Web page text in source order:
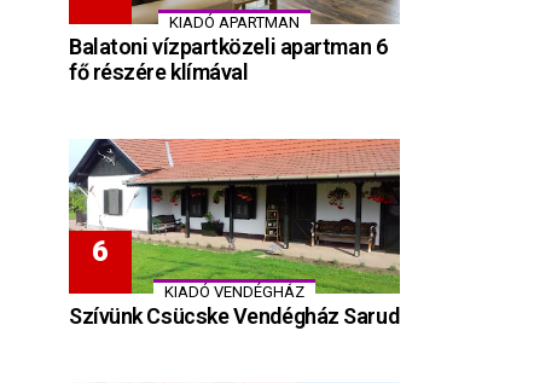
KIADÓ APARTMAN
Balatoni vízpartközeli apartman 6
fő részére klímával
KIADÓ VENDÉGHÁZ
Szívünk Csücske Vendégház Sarud